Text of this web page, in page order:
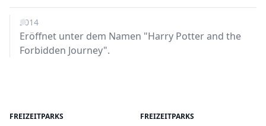
2014
Eröffnet unter dem Namen "Harry Potter and the
Forbidden Journey".
FREIZEITPARKS FREIZEITPARKS